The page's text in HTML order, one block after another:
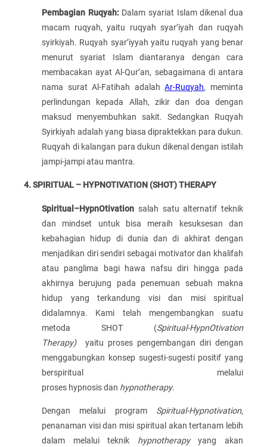
Pembagian Ruqyah:Dalam syariat Islam dikenal dua
macam ruqyah, yaitu ruqyah syar’iyah dan ruqyah
syirkiyah. Ruqyah syar’iyyah yaitu ruqyah yang benar
menurut syariat Islam diantaranya dengan cara
membacakan ayat Al-Qur’an, sebagaimana di antara
nama surat Al-Fatihah adalahAr-Ruqyah, meminta
perlindungan kepada Allah, zikir dan doa dengan
maksud menyembuhkan sakit. Sedangkan Ruqyah
Syirkiyah adalah yang biasa dipraktekkan para dukun.
Ruqyah di kalangan para dukun dikenal dengan istilah
jampi-jampi atau mantra.
4. SPIRITUAL – HYPNOTIVATION (SHOT) THERAPY
Spiritual–HypnOtivation salah satu alternatif teknik
dan mindset untuk bisa meraih kesuksesan dan
kebahagian hidup di dunia dan di akhirat dengan
menjadikan diri sendiri sebagai motivator dan khalifah
atau panglima bagi hawa nafsu diri hingga pada
akhirnya berujung pada penemuan sebuah makna
hidup yang terkandung visi dan misi spiritual
didalamnya. Kami telah mengembangkan suatu
metoda SHOT (Spiritual-HypnOtivation
Therapy)
yaitu proses pengembangan diri dengan
menggabungkan konsep sugesti-sugesti positif yang
berspiritual melalui
proses hypnosis dan hypnotherapy.
Dengan melalui program Spiritual-Hypnotivation,
penanaman visi dan misi spiritual akan tertanam lebih
dalam melalui teknik hypnotherapyyang akan